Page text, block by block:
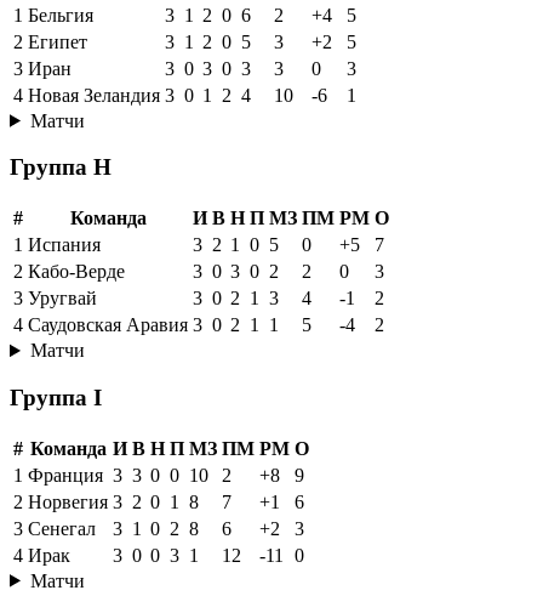
1 Бельгия 3 1 2 0 6 2 +4
5
2 Египет 3 1 2 0 5 3 +2
5
3 Иран 3 0 3 0 3 3 0
3
4 Новая Зеландия 3 0 1 2 4 10 -6
1
Матчи
Группа H
# Команда И В Н П МЗ ПМ РМ О
1 Испания 3 2 1 0 5 0 +5
7
2 Кабо-Верде 3 0 3 0 2 2 0
3
3 Уругвай 3 0 2 1 3 4 -1
2
4 Саудовская Аравия 3 0 2 1 1 5 -4
2
Матчи
Группа I
# Команда И В Н П МЗ ПМ РМ О
1 Франция 3 3 0 0 10 2 +8
9
2 Норвегия 3 2 0 1 8 7 +1
6
3 Сенегал 3 1 0 2 8 6 +2
3
4 Ирак 3 0 0 3 1 12 -11
0
Матчи